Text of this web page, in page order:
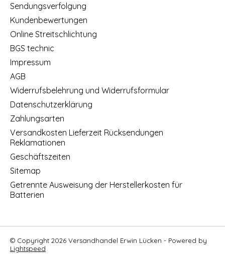
Sendungsverfolgung
Kundenbewertungen
Online Streitschlichtung
BGS technic
Impressum
AGB
Widerrufsbelehrung und Widerrufsformular
Datenschutzerklärung
Zahlungsarten
Versandkosten Lieferzeit Rücksendungen
Reklamationen
Geschäftszeiten
Sitemap
Getrennte Ausweisung der Herstellerkosten für
Batterien
© Copyright 2026 Versandhandel Erwin Lücken - Powered by
Lightspeed